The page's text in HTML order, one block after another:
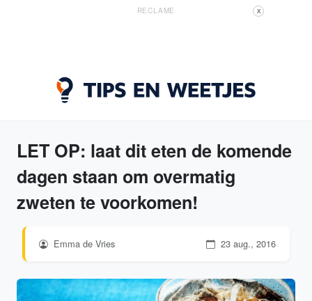
RECLAME X
LET OP: laat dit eten de komende
dagen staan om overmatig
zweten te voorkomen!
Emma de Vries 23 aug., 2016